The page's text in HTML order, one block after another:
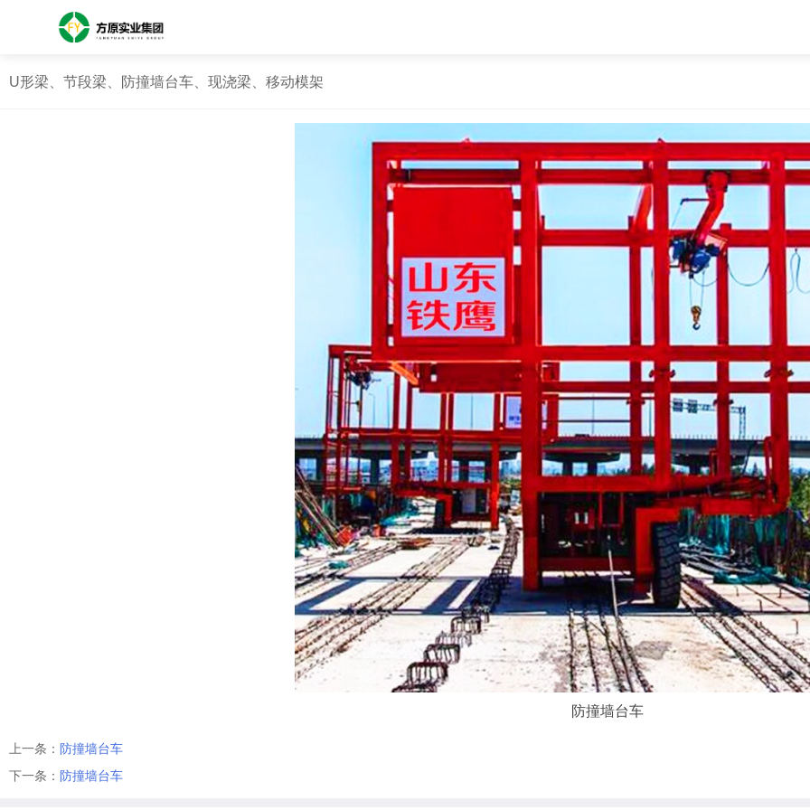
U形梁、节段梁、防撞墙台车、现浇梁、移动模架
防撞墙台车
上一条： 防撞墙台车
下一条： 防撞墙台车